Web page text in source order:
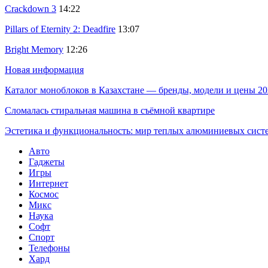
Crackdown 3 14:22
Pillars of Eternity 2: Deadfire 13:07
Bright Memory 12:26
Новая информация
Каталог моноблоков в Казахстане — бренды, модели и цены
Сломалась стиральная машина в съёмной квартире
Эстетика и функциональность: мир теплых алюминиевых
Авто
Гаджеты
Игры
Интернет
Космос
Микс
Наука
Софт
Спорт
Телефоны
Хард